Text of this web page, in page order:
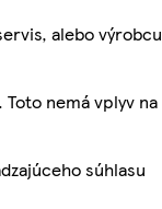
alebo výrobcu
nemá vplyv na
súhlasu